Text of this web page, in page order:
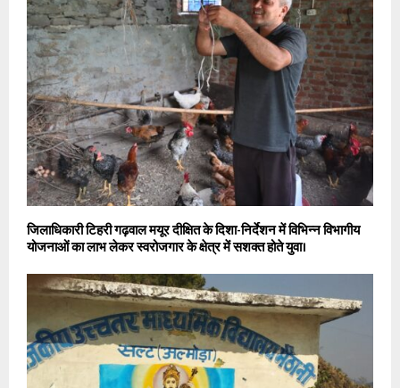
जिलाधिकारी टिहरी गढ़वाल मयूर दीक्षित के दिशा-निर्देशन में विभिन्न विभागीय
योजनाओं का लाभ लेकर स्वरोजगार के क्षेत्र में सशक्त होते युवा।